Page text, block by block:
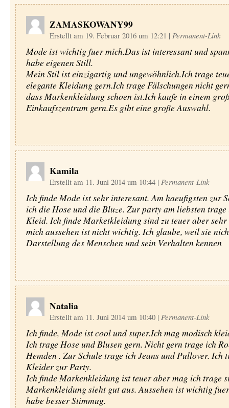
ZAMASKOWANY99
Erstellt am 19. Februar 2016 um 12:21 | Permanent-Link
Mode ist wichtig fuer mich.Das ist interessant und
habe eigenen Still.
Mein Stil ist einzigartig und ungewöhnlich.Ich trage
elegante Kleidung gern.Ich trage Fälschungen nicht
dass Markenkleidung schoen ist.Ich kaufe in einem
Einkaufszentrum gern.Es gibt eine große Auswahl.
Kamila
Erstellt am 11. Juni 2014 um 10:44 | Permanent-Link
Ich finde Mode ist sehr interesant. Am haeufigsten zur
ich die Hose und die Bluze. Zur party am liebsten trage
Kleid. Ich finde Marketkleidung sind zu teuer aber
mich aussehen ist nicht wichtig. Ich glaube, weil sie
Darstellung des Menschen und sein Verhalten kennen
Natalia
Erstellt am 11. Juni 2014 um 10:40 | Permanent-Link
Ich finde, Mode ist cool und super.Ich mag modisch
Ich trage Hose und Blusen gern. Nicht gern trage ich
Hemden . Zur Schule trage ich Jeans und Pullover. Ich
Kleider zur Party.
Ich finde Markenkleidung ist teuer aber mag ich trage
Markenkleidung sieht gut aus. Aussehen ist wichtig
habe besser Stimmug.